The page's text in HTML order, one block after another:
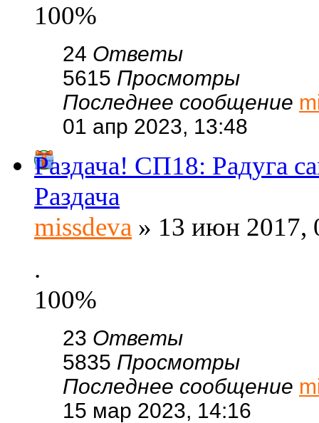
100%
24 Ответы
5615 Просмотры
Последнее сообщение
01 апр 2023, 13:48
Раздача! СП18: Радуга
Раздача
missdeva » 13 июн 2017,
.
100%
23 Ответы
5835 Просмотры
Последнее сообщение
15 мар 2023, 14:16